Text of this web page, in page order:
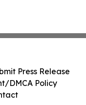
Press Release
DMCA Policy